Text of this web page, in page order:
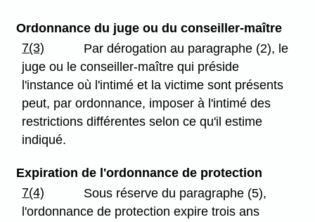
Ordonnance du juge ou du conseiller-maître
7(3)
Par dérogation au paragraphe (2), le
juge ou le conseiller-maître qui préside
l'instance où l'intimé et la victime sont présents
peut, par ordonnance, imposer à l'intimé des
restrictions différentes selon ce qu'il estime
indiqué.
Expiration de l'ordonnance de protection
7(4)
Sous réserve du paragraphe (5),
l'ordonnance de protection expire trois ans